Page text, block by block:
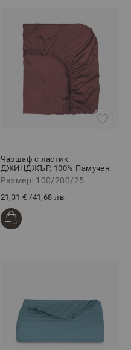
Чаршаф с ластик
ДЖИНДЖЪР, 100% Памучен
сатен, 100/200/25 см
Размер: 100/200/25
21,31 € /41,68 лв.